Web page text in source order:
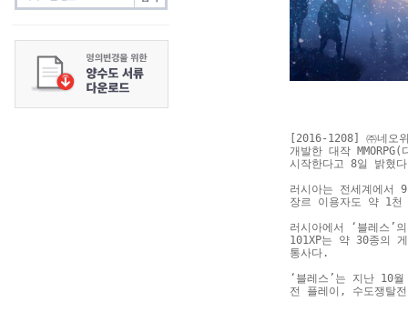
[2016-1208] ㈜네오
개발한 대작
시작한다고 8일 밝혔
러시아는 전세계에서
장르 이용자도 약 1
러시아에서 ‘블레스’
101XP는 약 30종의
통사다.
‘블레스’는 지난 10
전 플레이, 수도쟁탈